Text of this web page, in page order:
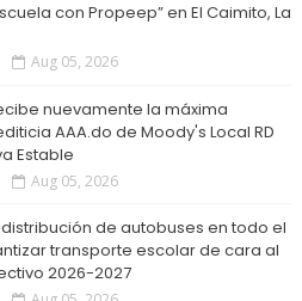
con Propeep” en El Caimito, La
Aug 05, 2026
nuevamente la máxima
AAA.do de Moody's Local RD
Estable
Aug 05, 2026
distribución de autobuses en todo el
transporte escolar de cara al
2026-2027